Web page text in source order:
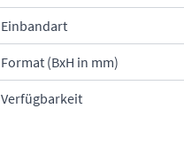
Einbandart
Format (BxH in mm)
Verfügbarkeit